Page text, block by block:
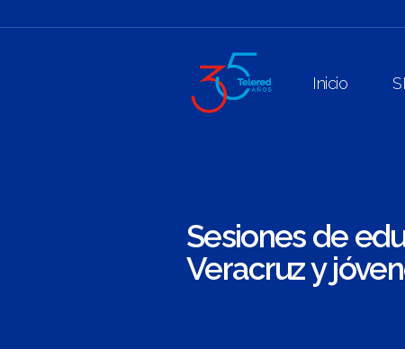
Inicio
Sesiones de
Veracruz y